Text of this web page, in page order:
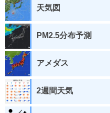
天気図
PM2.5分布予測
アメダス
2週間天気